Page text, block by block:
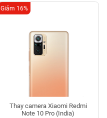
Thay camera Xiaomi Redmi
Note 10 Pro (India)
Giảm 16%